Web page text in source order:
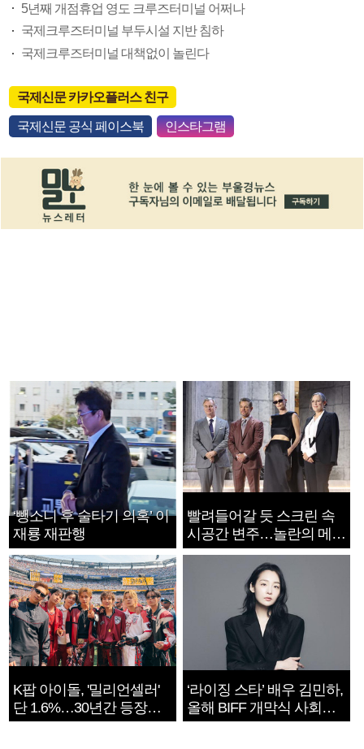
5년째 개점휴업 영도 크루즈터미널 어쩌나
국제크루즈터미널 부두시설 지반 침하
국제크루즈터미널 대책없이 놀린다
국제신문 카카오플러스 친구
국제신문 공식 페이스북 인스타그램
‘뺑소니 후 술타기 의혹’ 이
재룡 재판행
빨려들어갈 듯 스크린 속
시공간 변주…놀란의 메시
지는 ‘전쟁 속죄’
K팝 아이돌, '밀리언셀러'
단 1.6%…30년간 등장
1182개팀 전수조사
‘라이징 스타’ 배우 김민하,
올해 BIFF 개막식 사회자
확정